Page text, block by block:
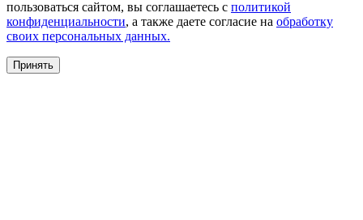
пользоваться сайтом, вы соглашаетесь с политикой
конфиденциальности, а также даете согласие на обработку
своих персональных данных.
Принять